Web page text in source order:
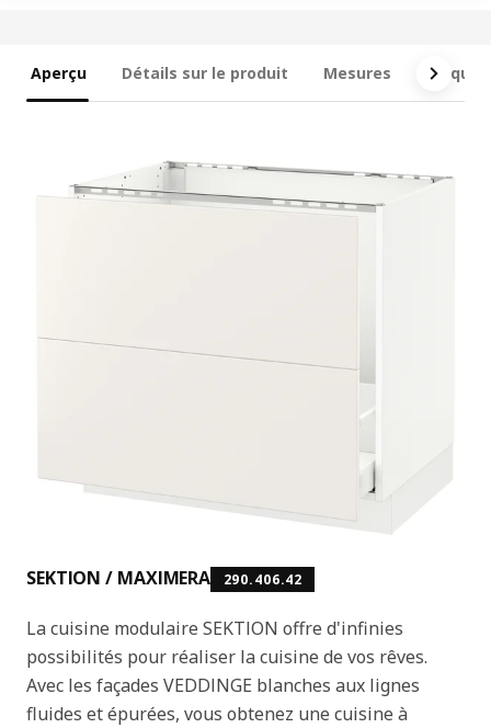
Aperçu Détails sur le produit Mesures Ce qui
SEKTION / MAXIMERA 290.406.42
La cuisine modulaire SEKTION offre d'infinies
possibilités pour réaliser la cuisine de vos rêves.
Avec les façades VEDDINGE blanches aux lignes
fluides et épurées, vous obtenez une cuisine à